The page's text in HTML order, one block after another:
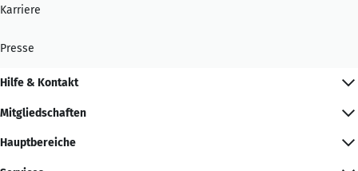
Karriere
Presse
Hilfe & Kontakt
Mitgliedschaften
Hauptbereiche